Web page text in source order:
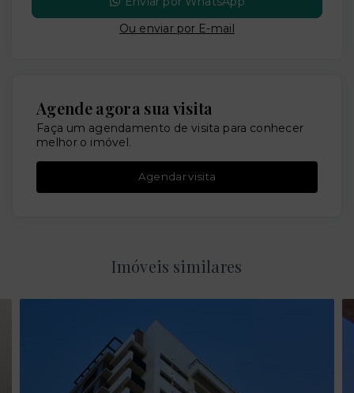
Ou enviar por E-mail
Agende agora sua visita
Faça um agendamento de visita para conhecer
melhor o imóvel.
Agendar visita
Imóveis similares